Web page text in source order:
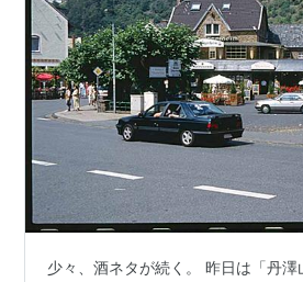
少々、酒ネタが続く。 昨日は「丹澤